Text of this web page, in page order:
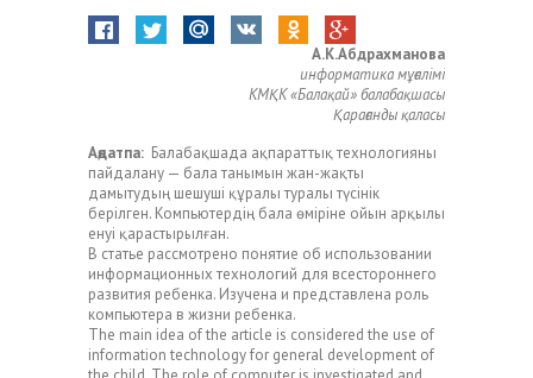
А.К.Абдрахманова
информатика мұғалімі
КМҚК «Балақай» балабақшасы
Қарағанды қаласы
Аңдатпа: Балабақшада ақпараттық технологияны
пайдалану — бала танымын жан-жақты
дамытудың шешуші құралы туралы түсінік
берілген. Компьютердің бала өміріне ойын арқылы
енуі қарастырылған.
В статье рассмотрено понятие об использовании
информационных технологий для всестороннего
развития ребенка. Изучена и представлена роль
компьютера в жизни ребенка.
The main idea of the article is considered the use of
information technology for general development of